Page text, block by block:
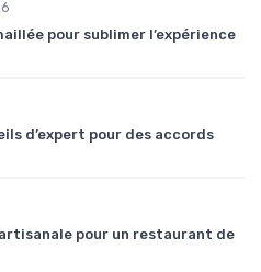
pour sublimer l’expérience
d’expert pour des accords
pour un restaurant de